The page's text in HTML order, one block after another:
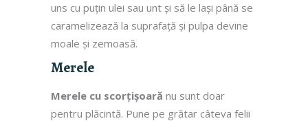
uns cu puțin ulei sau unt și să le lași până se
caramelizează la suprafață și pulpa devine
moale și zemoasă.
Merele
Merele cu scorțișoară nu sunt doar
pentru plăcintă. Pune pe grătar câteva felii